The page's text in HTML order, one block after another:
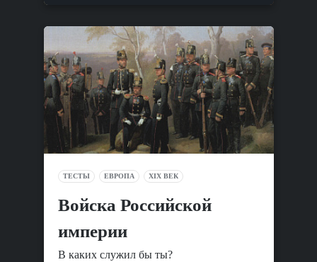
ТЕСТЫ ЕВРОПА XIX ВЕК
Войска Российской
империи
В каких служил бы ты?